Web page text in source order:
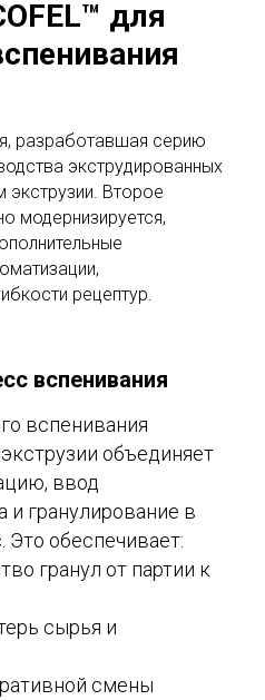
для
разработавшая серию
экструдированных
экструзии. Второе
модернизируется,
рецептур.
вспенивания
вспенивания
объединяет
ввод
и гранулирование в
обеспечивает:
гранул от партии к
сырья и
смены